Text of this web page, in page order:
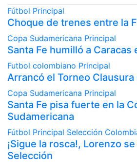
Fútbol Principal
Choque de trenes entre la
Copa Sudamericana Principal
Santa Fe humilló a Caracas
Futbol colombiano Principal
Arrancó el Torneo
Copa Sudamericana Principal
Santa Fe pisa fuerte en la
Sudamericana
Fútbol Principal Selección
¡Sigue la rosca!, Lorenzo
Selección